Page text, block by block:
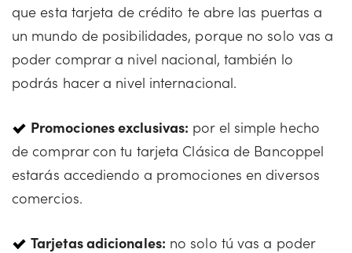
que esta tarjeta de crédito te abre las puertas a
un mundo de posibilidades, porque no solo vas a
poder comprar a nivel nacional, también lo
podrás hacer a nivel internacional.
Promociones exclusivas: por el simple hecho
de comprar con tu tarjeta Clásica de Bancoppel
estarás accediendo a promociones en diversos
comercios.
Tarjetas adicionales: no solo tú vas a poder